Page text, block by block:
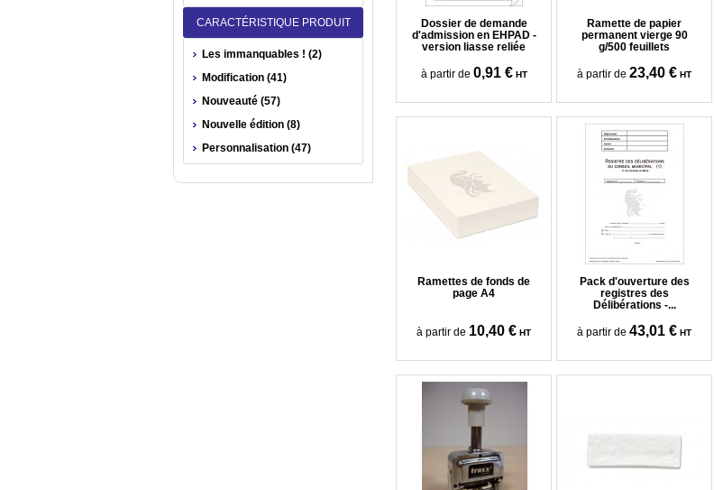
Dossier de demande
d'admission en EHPAD -
version liasse reliée
à partir de 0,91 € HT
Ramette de papier
permanent vierge 90
g/500 feuillets
à partir de 23,40 € HT
Ramettes de fonds de
page A4
à partir de 10,40 € HT
Pack d'ouverture des
registres des
Délibérations -...
à partir de 43,01 € HT
CARACTÉRISTIQUE PRODUIT
Les immanquables ! (2)
Modification (41)
Nouveauté (57)
Nouvelle édition (8)
Personnalisation (47)